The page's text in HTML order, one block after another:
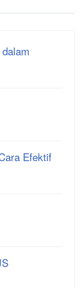
Efektif